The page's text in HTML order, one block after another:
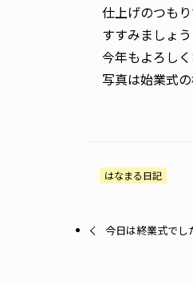
仕上げのつも
すすみましょう
今年もよろしく
写真は始業式の
はなまる日記
今日は終業式でし